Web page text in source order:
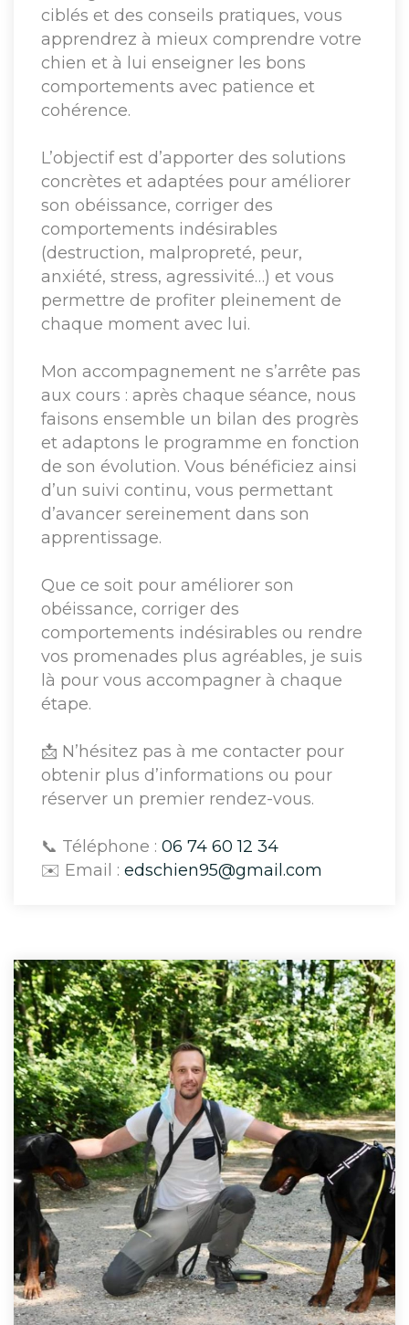
ciblés et des conseils pratiques, vous
apprendrez à mieux comprendre votre
chien et à lui enseigner les bons
comportements avec patience et
cohérence.
L’objectif est d’apporter des solutions
concrètes et adaptées pour améliorer
son obéissance, corriger des
comportements indésirables
(destruction, malpropreté, peur,
anxiété, stress, agressivité…) et vous
permettre de profiter pleinement de
chaque moment avec lui.
Mon accompagnement ne s’arrête pas
aux cours : après chaque séance, nous
faisons ensemble un bilan des progrès
et adaptons le programme en fonction
de son évolution. Vous bénéficiez ainsi
d’un suivi continu, vous permettant
d’avancer sereinement dans son
apprentissage.
Que ce soit pour améliorer son
obéissance, corriger des
comportements indésirables ou rendre
vos promenades plus agréables, je suis
là pour vous accompagner à chaque
étape.
📩 N’hésitez pas à me contacter pour
obtenir plus d’informations ou pour
réserver un premier rendez-vous.
📞 Téléphone : 06 74 60 12 34
✉️ Email : edschien95@gmail.com